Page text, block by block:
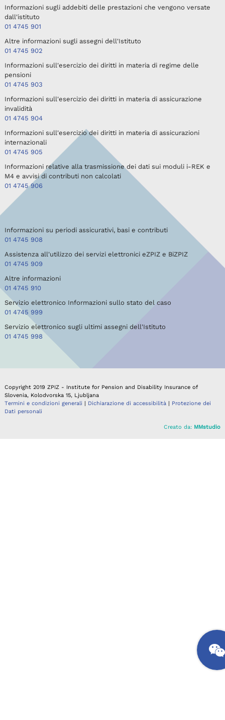
Informazioni sugli addebiti delle prestazioni che vengono versate
dall'istituto
01 4745 901
Altre informazioni sugli assegni dell'Istituto
01 4745 902
Informazioni sull'esercizio dei diritti in materia di regime delle
pensioni
01 4745 903
Informazioni sull'esercizio dei diritti in materia di assicurazione
invalidità
01 4745 904
Informazioni sull'esercizio dei diritti in materia di assicurazioni
internazionali
01 4745 905
Informazioni relative alla trasmissione dei dati sui moduli i-REK e
M4 e avvisi di contributi non calcolati
01 4745 906
Informazioni su periodi assicurativi, basi e contributi
01 4745 908
Assistenza all'utilizzo dei servizi elettronici eZPIZ e BiZPIZ
01 4745 909
Altre informazioni
01 4745 910
Servizio elettronico Informazioni sullo stato del caso
01 4745 999
Servizio elettronico sugli ultimi assegni dell'Istituto
01 4745 998
Copyright 2019 ZPIZ - Institute for Pension and Disability Insurance of
Slovenia, Kolodvorska 15, Ljubljana
Termini e condizioni generali
Dichiarazione di accessibilità| Protezione dei
Dati personali
Creato da: MMstudio